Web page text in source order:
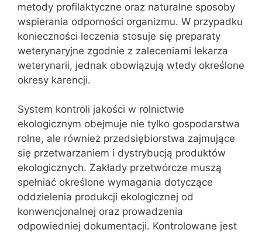
metody profilaktyczne oraz naturalne sposoby
wspierania odporności organizmu. W przypadku
konieczności leczenia stosuje się preparaty
weterynaryjne zgodnie z zaleceniami lekarza
weterynarii, jednak obowiązują wtedy określone
okresy karencji.
System kontroli jakości w rolnictwie
ekologicznym obejmuje nie tylko gospodarstwa
rolne, ale również przedsiębiorstwa zajmujące
się przetwarzaniem i dystrybucją produktów
ekologicznych. Zakłady przetwórcze muszą
spełniać określone wymagania dotyczące
oddzielenia produkcji ekologicznej od
konwencjonalnej oraz prowadzenia
odpowiedniej dokumentacji. Kontrolowane jest